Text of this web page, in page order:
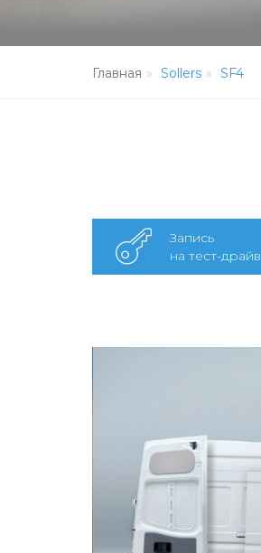
Главная Sollers SF4
Запись
на тест-драйв